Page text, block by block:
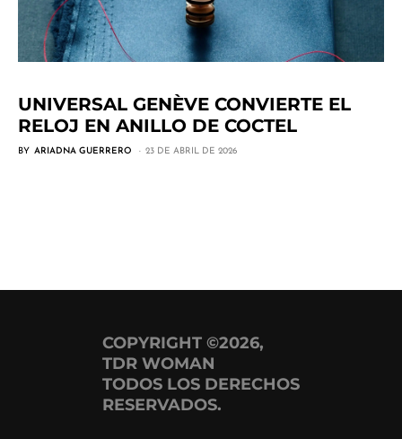
UNIVERSAL GENÈVE CONVIERTE EL
RELOJ EN ANILLO DE COCTEL
BY ARIADNA GUERRERO 23 DE ABRIL DE 2026
COPYRIGHT ©2026,
TDR WOMAN
TODOS LOS DERECHOS
RESERVADOS.